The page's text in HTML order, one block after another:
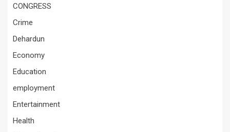
CONGRESS
Crime
Dehardun
Economy
Education
employment
Entertainment
Health